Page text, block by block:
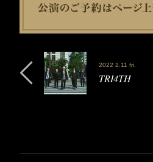
2022 2.11 fri.
TRI4TH